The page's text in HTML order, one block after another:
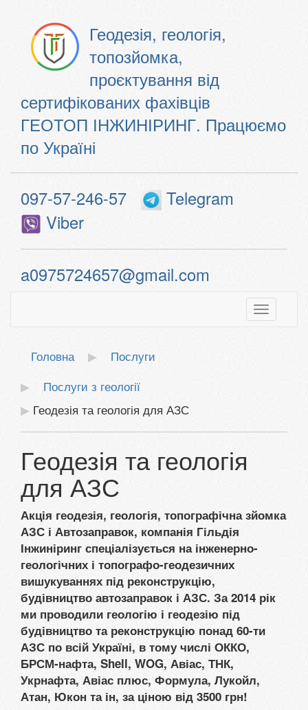
Геодезія, геологія,
топозйомка,
проєктування від
сертифікованих фахівців
ГЕОТОП ІНЖИНІРИНГ. Працюємо
по Україні
097-57-246-57
Telegram
Viber
a0975724657@gmail.com
Toggle
Головна
Послуги
Послуги з геології
Геодезія та геологія для АЗС
Геодезія та геологія
для АЗС
Акція геодезія, геологія, топографічна зйомка
АЗС і Автозаправок, компанія Гільдія
Інжиніринг спеціалізується на інженерно-
геологічних і топографо-геодезичних
вишукуваннях під реконструкцію,
будівництво автозаправок і АЗС. За 2014 рік
ми проводили геологію і геодезію під
будівництво та реконструкцію понад 60-ти
АЗС по всій Україні, в тому числі ОККО,
БРСМ-нафта, Shell, WOG, Авіас, ТНК,
Укрнафта, Авіас плюс, Формула, Лукойл,
Атан, Юкон та ін, за ціною від 3500 грн!